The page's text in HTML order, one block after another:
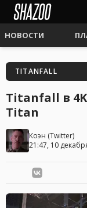
НОВОСТИ
TITANFALL
Titanfall в
Titan
Коэн (Twitter)
21:47, 10